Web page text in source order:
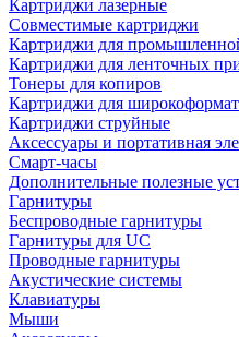
Картриджи лазерные
Совместимые картриджи
Картриджи для
Картриджи для ленточных
Тонеры для копиров
Картриджи для
Картриджи струйные
Аксессуары и портативная
Смарт-часы
Дополнительные полезные
Гарнитуры
Беспроводные гарнитуры
Гарнитуры для UC
Проводные гарнитуры
Акустические системы
Клавиатуры
Мыши